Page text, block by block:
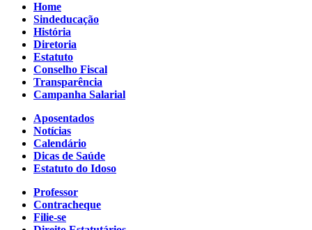
Home
Sindeducação
História
Diretoria
Estatuto
Conselho Fiscal
Transparência
Campanha Salarial
Aposentados
Notícias
Calendário
Dicas de Saúde
Estatuto do Idoso
Professor
Contracheque
Filie-se